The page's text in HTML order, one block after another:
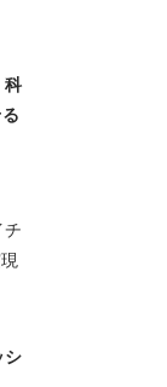
科
チ
シ